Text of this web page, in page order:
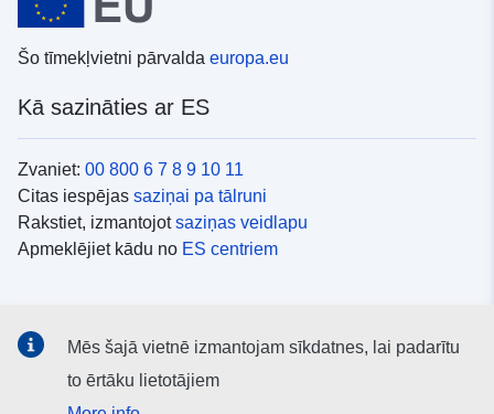
Šo tīmekļvietni pārvalda europa.eu
Kā sazināties ar ES
Zvaniet: 00 800 6 7 8 9 10 11
Citas iespējas saziņai pa tālruni
Rakstiet, izmantojotsaziņas veidlapu
Apmeklējiet kādu no ES centriem
ES kontisociālajos medijos
Mēs šajā vietnē izmantojam sīkdatnes, lai padarītu
to ērtāku lietotājiem